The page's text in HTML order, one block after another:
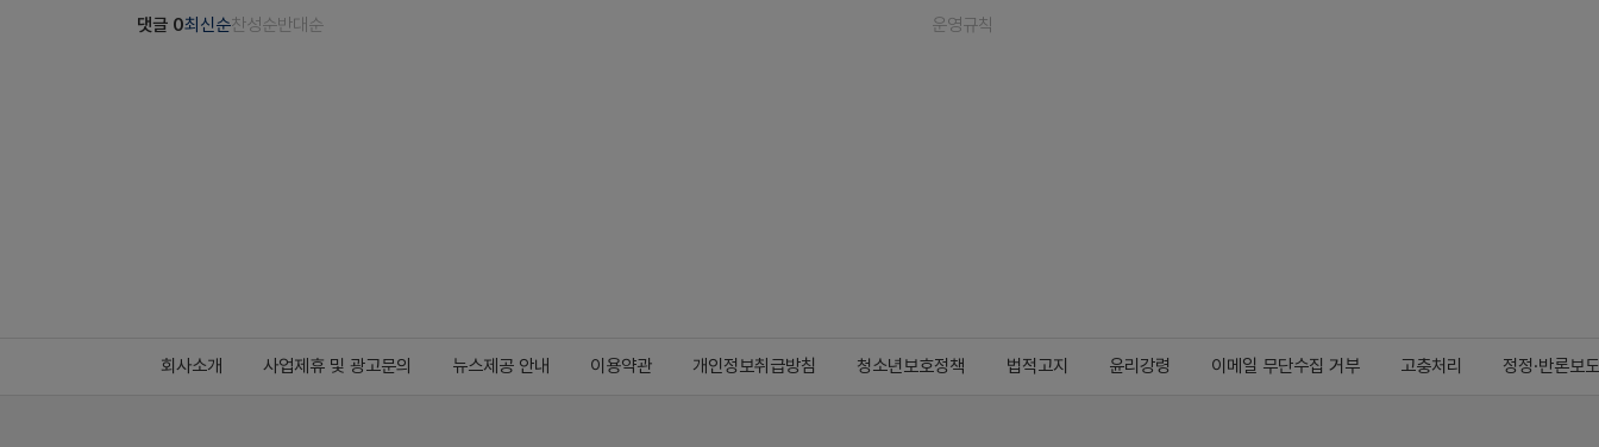
댓글 0최신순찬성순반대순 운영규칙
회사소개 사업제휴 및 광고문의 뉴스제공 안내 이용약관 개인정보취급방침 청소년보호정책 법적고지 윤리강령 이메일 무단수집 거부 고충처리 정정·반론보도